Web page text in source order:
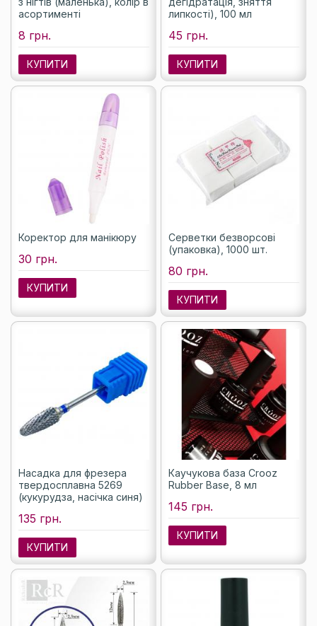
асортименті
8 грн.
КУПИТИ
липкості), 100 мл
45 грн.
КУПИТИ
Коректор для манікюру
30 грн.
КУПИТИ
Серветки безворсові
(упаковка), 1000 шт.
80 грн.
КУПИТИ
Насадка для фрезера
твердосплавна 5269
(кукурудза, насічка синя)
135 грн.
КУПИТИ
Каучукова база Crooz
Rubber Base, 8 мл
145 грн.
КУПИТИ